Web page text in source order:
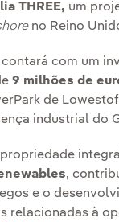
THREE, um
no Reino
com um
9 milhões de
de
industrial do
,
e o
relacionadas à